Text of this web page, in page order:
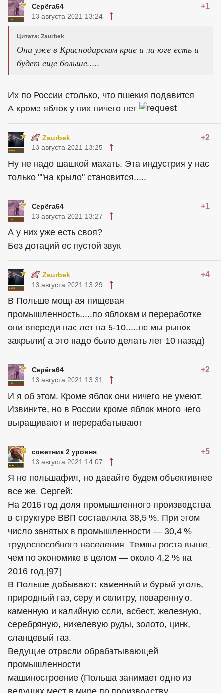
Серёга64 +1
13 августа 2021 13:24
Цитата: Zaurbek
Они уже в Краснодарском крае и на юге есть и
будет еще больше.....
Их по России столько, что пшекия подавится
А кроме яблок у них ничего нет
Zaurbek +2
13 августа 2021 13:25
Ну не надо шашкой махать. Эта индустрия у нас
только ""на крыло" становится.....
Серёга64 +1
13 августа 2021 13:27
А у них уже есть своя?
Без дотаций ес пустой звук
Zaurbek +4
13 августа 2021 13:29
В Польше мощная пищевая
промышленность.....по яблокам и переработке
они впереди нас лет на 5-10.....но мы рынок
закрыли( а это надо было делать лет 10 назад)
Серёга64 +2
13 августа 2021 13:31
И я об этом. Кроме яблок они ничего не умеют.
Извините, но в России кроме яблок много чего
выращивают и перерабатывают
советник 2 уровня +5
13 августа 2021 14:07
Я не польшафил, но давайте будем объективнее
все же, Сергей:
На 2016 год доля промышленного производства
в структуре ВВП составляла 38,5 %. При этом
число занятых в промышленности — 30,4 %
трудоспособного населения. Темпы роста выше,
чем по экономике в целом — около 4,2 % на
2016 год.[97]
В Польше добывают: каменный и бурый уголь,
природный газ, серу и селитру, поваренную,
каменную и калийную соли, асбест, железную,
серебряную, никелевую руды, золото, цинк,
сланцевый газ.
Ведущие отрасли обрабатывающей
промышленности
машиностроение (Польша занимает одно из
ведущих мест в мире по производству